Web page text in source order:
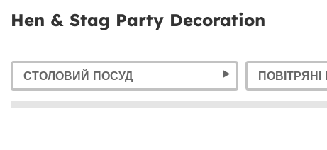
Hen & Stag Party Decoration
СТОЛОВИЙ ПОСУД ПОВІТРЯНІ